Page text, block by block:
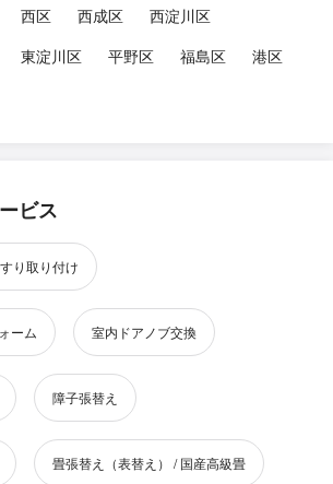
西区 西成区
西淀川区
東淀川区 平野区 福島区
港区
ビス
り取り付け
ーム 室内ドアノブ交換
障子張替え
畳張替え（表替え） / 国産高級畳